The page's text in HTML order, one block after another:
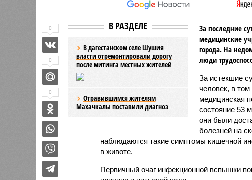
В РАЗДЕЛЕ
В дагестанском селе Шушия
власти отремонтировали дорогу
после митинга местных жителей
Отравившимся жителям
Махачкалы поставили диагноз
За последние
медицинские
города. На
люди
За истекшие
человек, в
медицинская
состояние 53
они были
болезней на
наблюдаются такие симптомы кишечной
в животе.
Первичный очаг инфекционной вспышки
0
0
0